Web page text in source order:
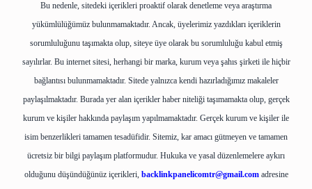
Bu nedenle, sitedeki içerikleri proaktif olarak denetleme veya araştırma
yükümlülüğümüz bulunmamaktadır. Ancak, üyelerimiz yazdıkları içeriklerin
sorumluluğunu taşımakta olup, siteye üye olarak bu sorumluluğu kabul etmiş
sayılırlar. Bu internet sitesi, herhangi bir marka, kurum veya şahıs şirketi ile hiçbir
bağlantısı bulunmamaktadır. Sitede yalnızca kendi hazırladığımız makaleler
paylaşılmaktadır. Burada yer alan içerikler haber niteliği taşımamakta olup, gerçek
kurum ve kişiler hakkında paylaşım yapılmamaktadır. Gerçek kurum ve kişiler ile
isim benzerlikleri tamamen tesadüfidir. Sitemiz, kar amacı gütmeyen ve tamamen
ücretsiz bir bilgi paylaşım platformudur. Hukuka ve yasal düzenlemelere aykırı
olduğunu düşündüğünüz içerikleri, backlinkpanelicomtr@gmail.comadresine